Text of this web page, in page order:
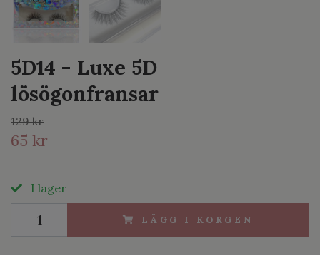
5D14 - Luxe 5D
lösögonfransar
129 kr
65 kr
I lager
LÄGG I KORGEN